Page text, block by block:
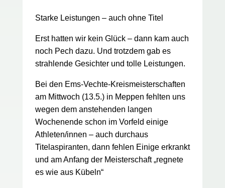
Starke Leistungen – auch ohne Titel
Erst hatten wir kein Glück – dann kam auch
noch Pech dazu. Und trotzdem gab es
strahlende Gesichter und tolle Leistungen.
Bei den Ems-Vechte-Kreismeisterschaften
am Mittwoch (13.5.) in Meppen fehlten uns
wegen dem anstehenden langen
Wochenende schon im Vorfeld einige
Athleten/innen – auch durchaus
Titelaspiranten, dann fehlen Einige erkrankt
und am Anfang der Meisterschaft „regnete
es wie aus Kübeln“